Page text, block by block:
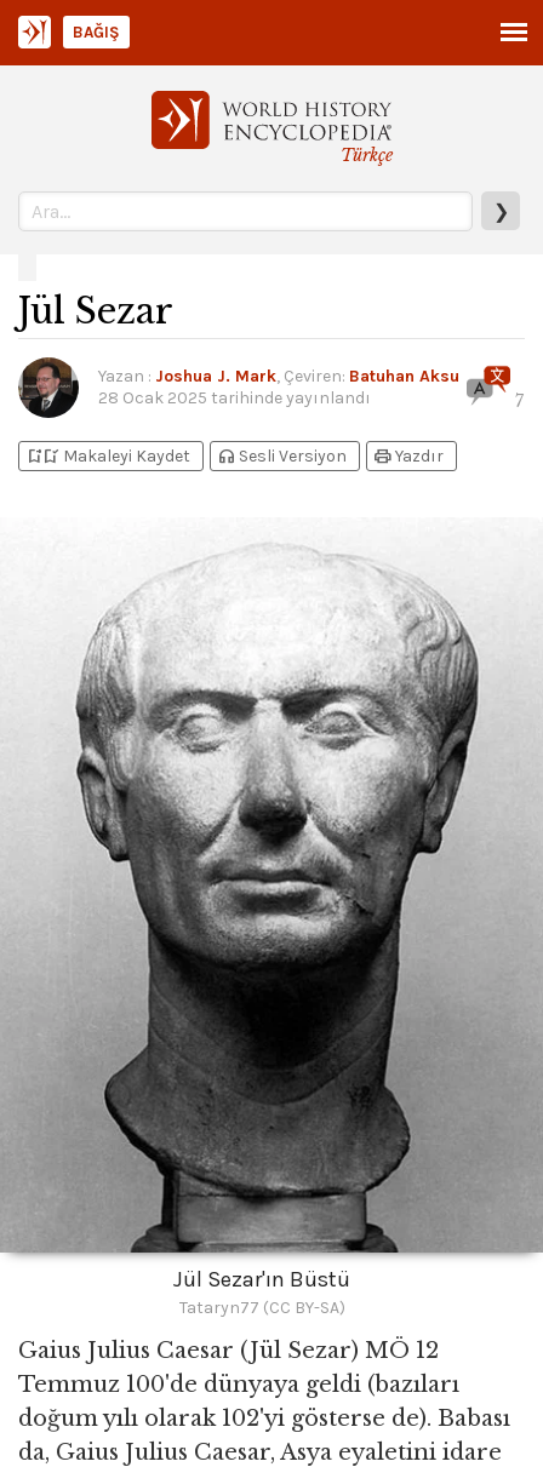
Türkçe
❯
BAĞIŞ
Jül Sezar
Yazan : Joshua J. Mark, Çeviren: Batuhan Aksu
28 Ocak 2025 tarihinde yayınlandı 7
bookmark_addbookmark_added Makaleyi Kaydet headphones Sesli Versiyon printYazdır
Jül Sezar'ın Büstü
Tataryn77 (CC BY-SA)
Gaius Julius Caesar (Jül Sezar) MÖ 12
Temmuz 100'de dünyaya geldi (bazıları
doğum yılı olarak 102'yi gösterse de). Babası
da, Gaius Julius Caesar, Asya eyaletini idare